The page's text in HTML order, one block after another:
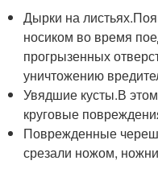
Дырки на
носиком во время
прогрызенных
уничтожению
Увядшие кусты.В
круговые
Поврежденные
срезали ножом,